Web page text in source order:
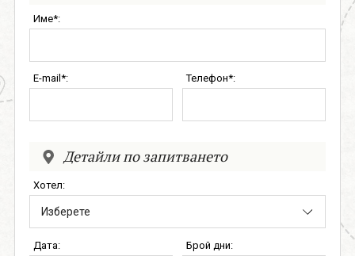
ПОЧИВКИ И ЕКСКУРЗИИ
ОЩЕ
За нас
Лиценз
поверителност
0888 319166 Запитване
СВЪРЖИ СЕ С НАС
Име*:
E-mail*: Телефон*:
Детайли по запитването
Хотел:
Дата: Брой дни: